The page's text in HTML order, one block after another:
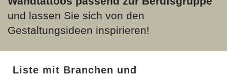
und lassen Sie sich von den
Gestaltungsideen inspirieren!
Liste mit Branchen und